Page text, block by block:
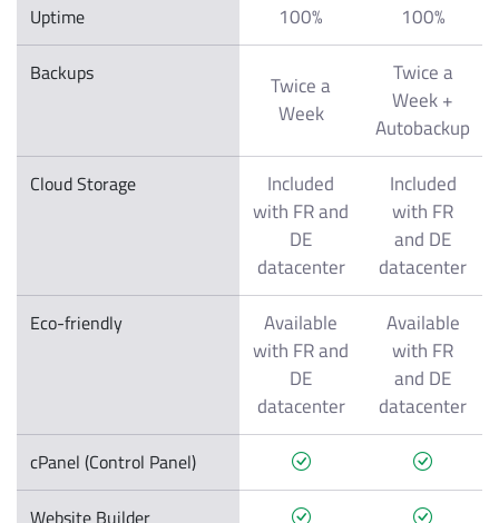
Uptime 100% 100%
Backups
Twice a
Week
Twice a
Week +
Autobackup
Cloud Storage
Included
with FR and
DE
datacenter
Included
with FR
and DE
datacenter
Eco-friendly
Available
with FR and
DE
datacenter
Available
with FR
and DE
datacenter
cPanel (Control Panel)
Website Builder